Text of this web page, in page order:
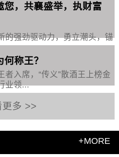
您，共襄盛举，执财富
的强劲驱动力，勇立潮头，锚
称王？
者入席，“传义”散酒王上榜金
业领...
更多 >>
+MORE